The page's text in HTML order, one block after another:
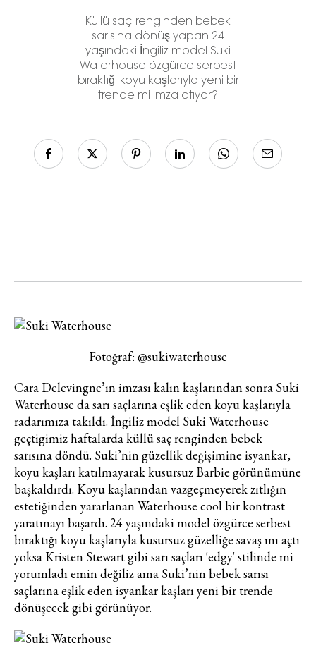
Haftalık E-Bülten
fikirler, öne çıkan koleksiyonlar, en
Küllü saç renginden bebek
sarısına dönüş yapan 24
yaşındaki İngiliz model Suki
Waterhouse özgürce serbest
bıraktığı koyu kaşlarıyla yeni bir
trende mi imza atıyor?
Fotoğraf: @sukiwaterhouse
Cara Delevingne’ın imzası kalın kaşlarından sonra Suki
Waterhouse da sarı saçlarına eşlik eden koyu kaşlarıyla
radarımıza takıldı. İngiliz model Suki Waterhouse
geçtigimiz haftalarda küllü saç renginden bebek
sarısına döndü. Suki’nin güzellik değişimine isyankar,
koyu kaşları katılmayarak kusursuz Barbie görünümüne
başkaldırdı. Koyu kaşlarından vazgeçmeyerek zıtlığın
estetiğinden yararlanan Waterhouse cool bir kontrast
yaratmayı başardı. 24 yaşındaki model özgürce serbest
bıraktığı koyu kaşlarıyla kusursuz güzelliğe savaş mı açtı
yoksa Kristen Stewartgibi sarı saçları 'edgy' stilinde mi
yorumladı emin değiliz ama Suki’nin bebek sarısı
saçlarına eşlik eden isyankar kaşları yeni bir trende
dönüşecek gibi görünüyor.